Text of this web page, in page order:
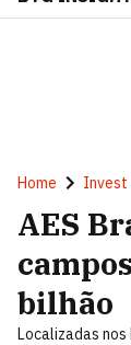
Home Invest
AES
bilhão
Localizadas nos